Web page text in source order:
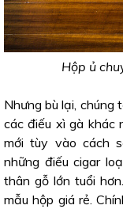
Hộp ủ
Nhưng bù lại, chúng
các điếu xì gà khác
mới tùy vào cách
những điếu cigar
thân gỗ lớn tuổi
mẫu hộp giá rẻ.